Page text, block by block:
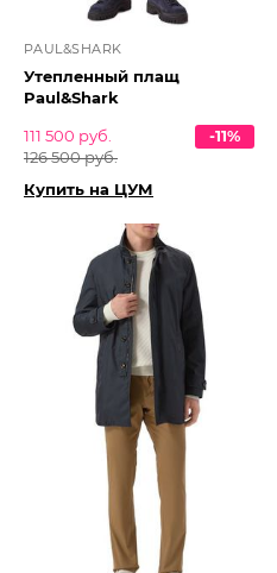
PAUL&SHARK
Утепленный плащ
Paul&Shark
111 500 руб.
126 500 руб.
-11%
Купить на ЦУМ